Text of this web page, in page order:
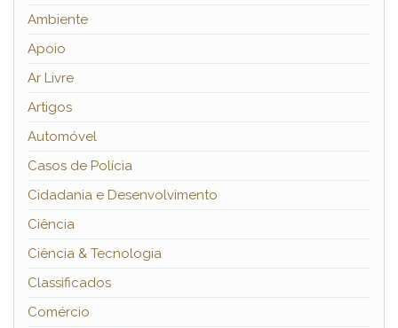
Ambiente
Apoio
Ar Livre
Artigos
Automóvel
Casos de Polícia
Cidadania e Desenvolvimento
Ciência
Ciência & Tecnologia
Classificados
Comércio